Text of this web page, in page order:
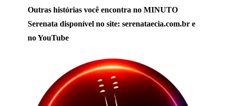
Outras histórias você encontra no MINUTO
Serenata disponível no site: serenataecia.com.br e
no YouTube